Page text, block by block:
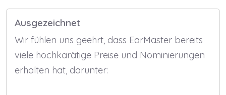
Ausgezeichnet
Wir fühlen uns geehrt, dass EarMaster bereits
viele hoch­karätige Preise und Nominie­rungen
erhalten hat, darunter: